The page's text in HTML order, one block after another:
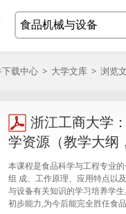
载中心 > 大学文库 > 浏览
浙江工商大学
学资源（教学大纲
本课程是食品科学与工程专业
组 成、工作原理、应用特点以
与设备有关知识的学习培养学
初步能力,为今后能完全胜任食